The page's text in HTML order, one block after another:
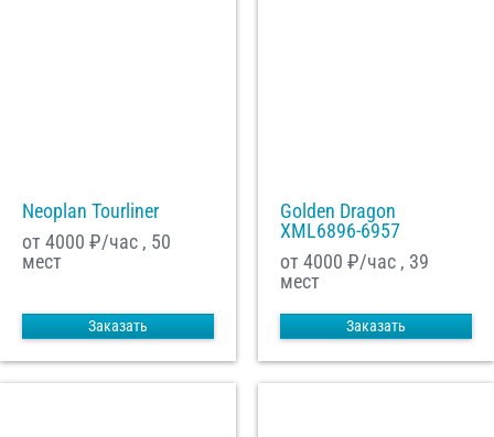
Neoplan Tourliner
от 4000 ₽/час , 50
мест
Заказать
Golden Dragon
XML6896-6957
от 4000 ₽/час , 39
мест
Заказать